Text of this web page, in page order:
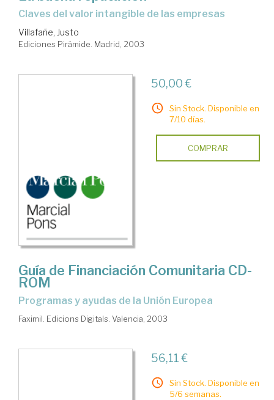
claves del valor intangible de las empresas
Villafañe, Justo
Ediciones Pirámide. Madrid, 2003
50,00 €
Sin Stock. Disponible en
7/10 días.
COMPRAR
Guía de Financiación Comunitaria CD-
ROM
programas y ayudas de la Unión Europea
Faximil. Edicions Digitals. Valencia, 2003
56,11 €
Sin Stock. Disponible en
5/6 semanas.